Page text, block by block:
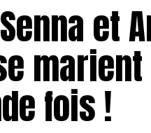
et
fois !